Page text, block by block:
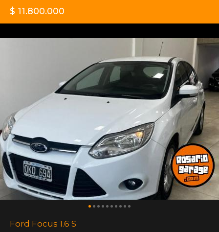
$ 11.800.000
Ford Focus 1.6 S